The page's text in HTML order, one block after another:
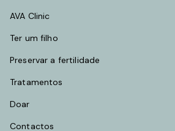
AVA Clinic
Ter um filho
Preservar a fertilidade
Tratamentos
Doar
Contactos